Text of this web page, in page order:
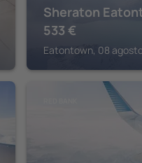
Sheraton
533 €
Eatontown, 08